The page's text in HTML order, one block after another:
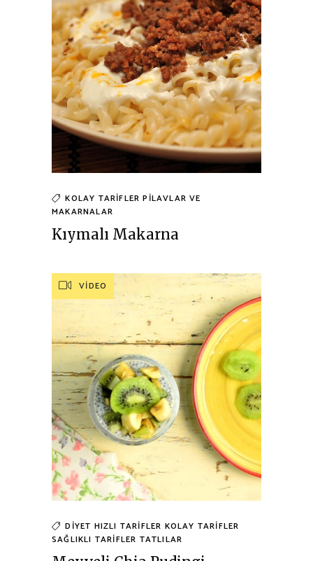
KOLAY TARIFLERPILAVLAR VE
MAKARNALAR
Kıymalı Makarna
VIDEO
DIYET HIZLI TARIFLER KOLAY TARIFLER
SAĞLIKLI TARIFLER TATLILAR